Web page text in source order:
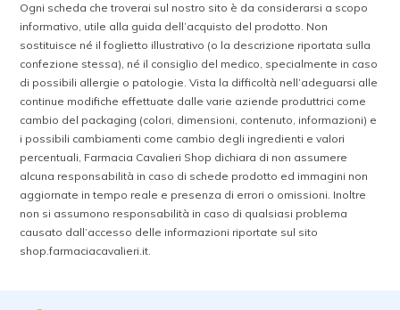
Ogni scheda che troverai sul nostro sito è da considerarsi a scopo
informativo, utile alla guida dell’acquisto del prodotto. Non
sostituisce né il foglietto illustrativo (o la descrizione riportata sulla
confezione stessa), né il consiglio del medico, specialmente in caso
di possibili allergie o patologie. Vista la difficoltà nell’adeguarsi alle
continue modifiche effettuate dalle varie aziende produttrici come
cambio del packaging (colori, dimensioni, contenuto, informazioni) e
i possibili cambiamenti come cambio degli ingredienti e valori
percentuali, Farmacia Cavalieri Shop dichiara di non assumere
alcuna responsabilità in caso di schede prodotto ed immagini non
aggiornate in tempo reale e presenza di errori o omissioni. Inoltre
non si assumono responsabilità in caso di qualsiasi problema
causato dall’accesso delle informazioni riportate sul sito
shop.farmaciacavalieri.it.